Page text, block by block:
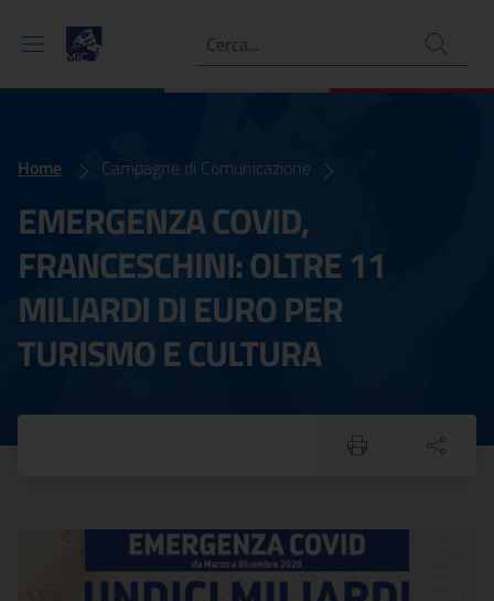
Ricerca
Home Campagne di Comunicazione
covid2020
EMERGENZA COVID,
FRANCESCHINI: OLTRE 11
MILIARDI DI EURO PER
TURISMO E CULTURA